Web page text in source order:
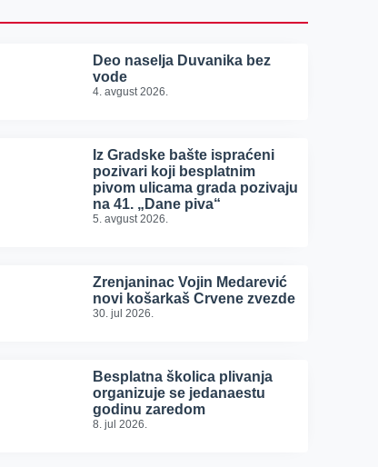
Deo naselja Duvanika bez
vode
4. avgust 2026.
Iz Gradske bašte ispraćeni
pozivari koji besplatnim
pivom ulicama grada pozivaju
na 41. „Dane piva“
5. avgust 2026.
Zrenjaninac Vojin Medarević
novi košarkaš Crvene zvezde
30. jul 2026.
Besplatna školica plivanja
organizuje se jedanaestu
godinu zaredom
8. jul 2026.